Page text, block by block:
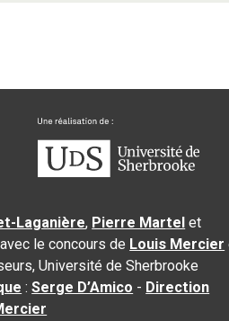
Laganière, Pierre Martel et
le concours de Louis Mercier
Université de Sherbrooke
:Serge D’Amico - Direction